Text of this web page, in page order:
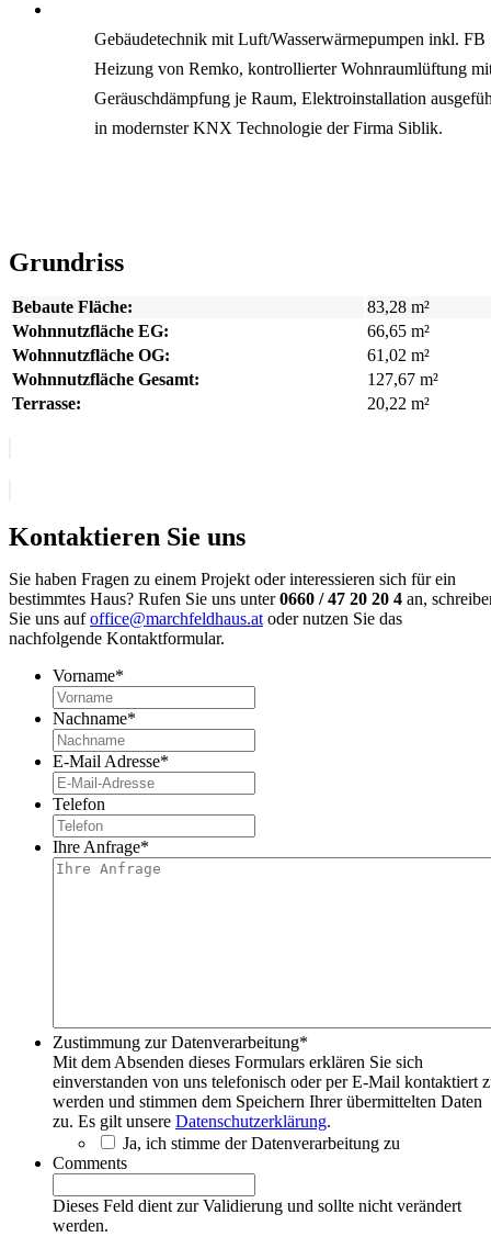
Gebäudetechnik mit Luft/Wasserwärmepumpen inkl. FB
Heizung von Remko, kontrollierter Wohnraumlüftung
Geräuschdämpfung je Raum, Elektroinstallation
in modernster KNX Technologie der Firma Siblik.
Grundriss
Bebaute Fläche:
83,28 m²
Wohnnutzfläche EG:
66,65 m²
Wohnnutzfläche OG:
61,02 m²
Wohnnutzfläche Gesamt:
127,67 m²
Terrasse:
20,22 m²
Kontaktieren Sie uns
Sie haben Fragen zu einem Projekt oder interessieren sich für ein
bestimmtes Haus? Rufen Sie uns unter0660 / 47 20 20 4 an,
Sie uns aufoffice@marchfeldhaus.at oder nutzen Sie das
nachfolgende Kontaktformular.
Vorname*
Nachname*
E-Mail Adresse*
Telefon
Ihre Anfrage*
Zustimmung zur Datenverarbeitung*
Mit dem Absenden dieses Formulars erklären Sie sich
einverstanden von uns telefonisch oder per E-Mail kontaktiert
werden und stimmen dem Speichern Ihrer übermittelten Daten
zu. Es gilt unsere Datenschutzerklärung.
Ja, ich stimme der Datenverarbeitung zu
Comments
Dieses Feld dient zur Validierung und sollte nicht verändert
werden.